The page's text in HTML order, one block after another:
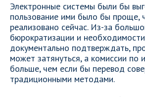
Электронные системы были бы
пользование ими было бы проще,
реализовано сейчас. Из-за
бюрократизации и
документально подтверждать,
может затянуться, а комиссии по
больше, чем если бы перевод
традиционными методами.